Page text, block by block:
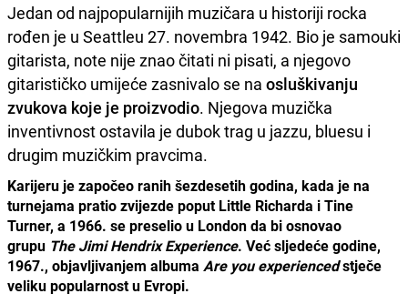
Jedan od najpopularnijih muzičara u historiji rocka
rođen je u Seattleu 27. novembra 1942. Bio je samouki
gitarista, note nije znao čitati ni pisati, a njegovo
gitarističko umijeće zasnivalo se na osluškivanju
zvukova koje je proizvodio. Njegova muzička
inventivnost ostavila je dubok trag u jazzu, bluesu i
drugim muzičkim pravcima.
Karijeru je započeo ranih šezdesetih godina, kada je na
turnejama pratio zvijezde poput Little Richarda i Tine
Turner, a 1966. se preselio u London da bi osnovao
grupu The Jimi Hendrix Experience. Već sljedeće godine,
1967., objavljivanjem albuma Are you experiencedstječe
veliku popularnost u Evropi.